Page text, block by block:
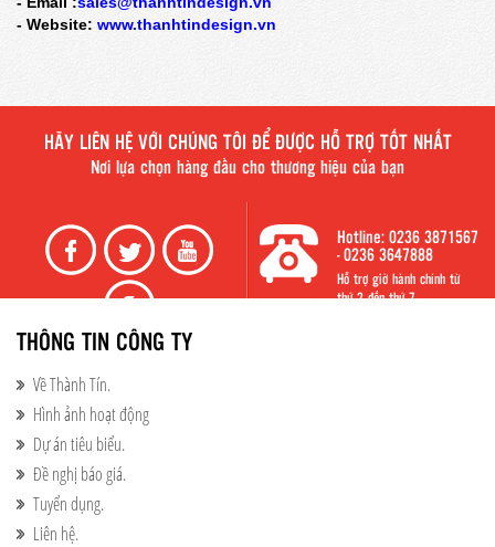
- Website: www.thanhtindesign.vn
HÃY LIÊN HỆ VỚI CHÚNG TÔI ĐỂ ĐƯỢC HỖ TRỢ TỐT NHẤT
Nơi lựa chọn hàng đầu cho thương hiệu của bạn
Hotline: 0236 3871567
- 0236 3647888
Hỗ trợ giờ hành chính từ
thứ 2 đến thứ 7
THÔNG TIN CÔNG TY
Về Thành Tín.
Hình ảnh hoạt động​
Dự án tiêu biểu.​
Đề nghị báo giá.
Tuyển dụng.
Liên hệ.